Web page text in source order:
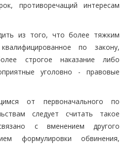
противоречащий интересам
из того, что более тяжким
по закону,
строгое наказание либо
уголовно - правовые
от первоначального по
следует считать такое
с вменением другого
формулировки обвинения,